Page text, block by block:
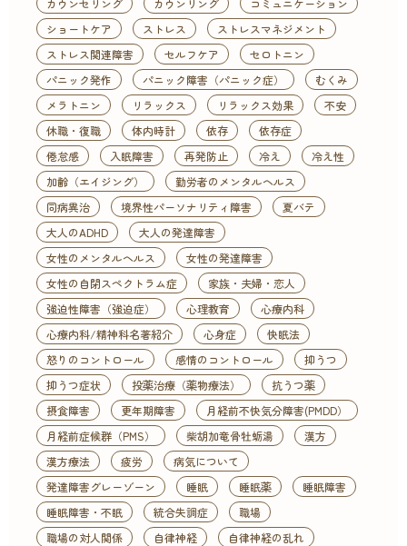
カウンセリング カウンリング
コミュニケーション
ショートケア
ストレス
ストレスマネジメント
ストレス関連障害
セルフケア
セロトニン
パニック発作
パニック障害（パニック症）
むくみ
メラトニン
リラックス リラックス効果
不安
休職・復職
体内時計 依存
依存症
倦怠感
入眠障害 再発防止 冷え
冷え性
加齢（エイジング）
勤労者のメンタルヘルス
同病異治
境界性パーソナリティ障害
夏バテ
大人のADHD
大人の発達障害
女性のメンタルヘルス
女性の発達障害
女性の自閉スペクトラム症
家族・夫婦・恋人
強迫性障害（強迫症）
心理教育
心療内科
心療内科/精神科名著紹介
心身症
快眠法
怒りのコントロール
感情のコントロール
抑うつ
抑うつ症状
投薬治療（薬物療法）
抗うつ薬
摂食障害
更年期障害
月経前不快気分障害(PMDD）
月経前症候群（PMS）
柴胡加竜骨牡蛎湯
漢方
漢方療法
疲労
病気について
発達障害グレーゾーン
睡眠 睡眠薬
睡眠障害
睡眠障害・不眠
統合失調症
職場
職場の対人関係
自律神経
自律神経の乱れ